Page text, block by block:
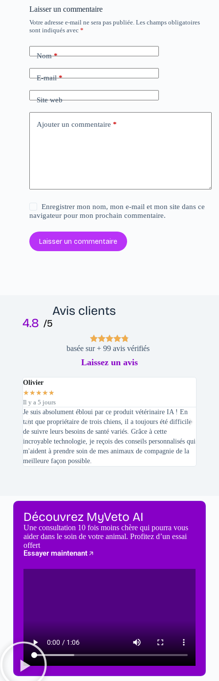
Laisser un commentaire
Votre adresse e-mail ne sera pas publiée. Les champs obligatoires
sont indiqués avec *
Nom*
E-mail*
Site web
Ajouter un commentaire *
Enregistrer mon nom, mon e-mail et mon site dans ce
navigateur pour mon prochain commentaire.
Laisser un commentaire
Avis clients
4.8 /5
basée sur + 99 avis vérifiés
Laissez un avis
Olivier
★★★★★
Il y a 5 jours
Je suis absolument ébloui par ce produit vétérinaire IA ! En
tant que propriétaire de trois chiens, il a toujours été difficile
de suivre leurs besoins de santé variés. Grâce à cette
incroyable technologie, je reçois des conseils personnalisés qui
m'aident à prendre soin de mes animaux de compagnie de la
meilleure façon possible.
Découvrez MyVeto AI
Une consultation 10 fois moins chère qui pourra vous
aider dans le soin de votre animal. Profitez d’un essai
offert
Essayer maintenant